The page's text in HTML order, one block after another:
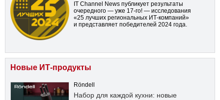
IT Channel News публикует результаты
очередного — уже 17-го! — исследования
«25 лучших региональных ИТ-компаний»
и представляет победителей 2024 года.
Новые ИТ-продукты
Röndell
Набор для каждой кухни: новые